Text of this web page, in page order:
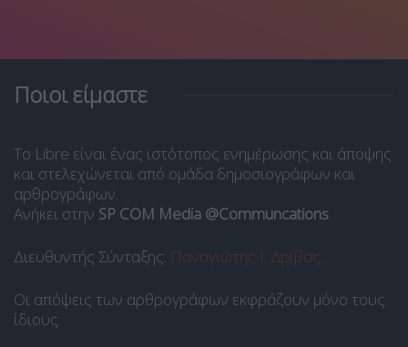
Ποιοι είμαστε
Το Libre είναι ένας ιστότοπος ενημέρωσης και άποψης
και στελεχώνεται από ομάδα δημοσιογράφων και
αρθρογράφων.
Ανήκει στην SP COM Media @Communcations.
Διευθυντής Σύνταξης: Παναγιώτης Ι. Δρίβας.
Οι απόψεις των αρθρογράφων εκφράζουν μόνο τους
ίδιους.